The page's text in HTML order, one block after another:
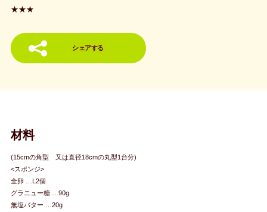
★★★
シェアする
材料
(15cmの角型 又は直径18cmの丸型1台分)
<スポンジ>
全卵 …L2個
グラニュー糖 …90g
無塩バター …20g